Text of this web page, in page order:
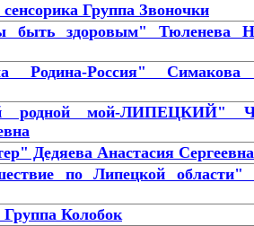
Группа Звоночки
быть здоровым" Тюленева
Родина-Россия" Симакова
родной мой-ЛИПЕЦКИЙ"
Дедяева Анастасия Сергеевна
по Липецкой области"
Колобок